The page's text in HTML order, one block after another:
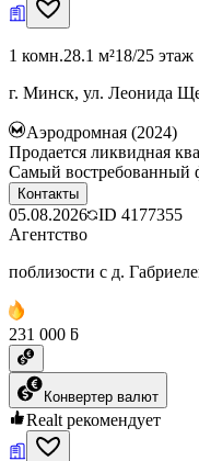
1 комн.28.1 м²18/25 этаж
г. Минск, ул. Леонида
Аэродромная (2024)
Продается ликвидная
Самый востребованный
Контакты
05.08.2026 ID 4177355
Агентство
поблизости с д.
231 000 ƃ
Конвертер валют
Realt рекомендует